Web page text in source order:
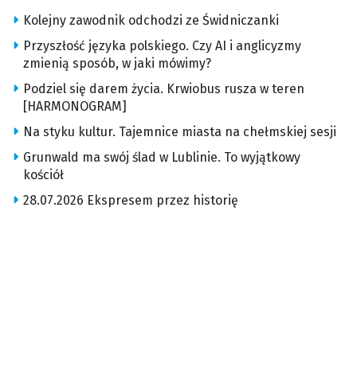
Kolejny zawodnik odchodzi ze Świdniczanki
Przyszłość języka polskiego. Czy AI i anglicyzmy
zmienią sposób, w jaki mówimy?
Podziel się darem życia. Krwiobus rusza w teren
[HARMONOGRAM]
Na styku kultur. Tajemnice miasta na chełmskiej sesji
Grunwald ma swój ślad w Lublinie. To wyjątkowy
kościół
28.07.2026 Ekspresem przez historię